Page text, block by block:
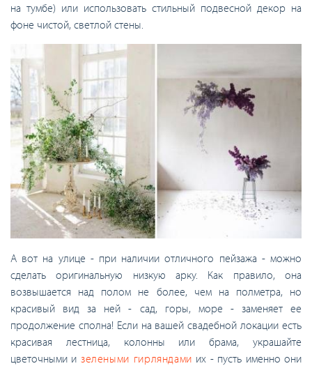
на тумбе) или использовать стильный подвесной декор на
фоне чистой, светлой стены.
А вот на улице - при наличии отличного пейзажа - можно
сделать оригинальную низкую арку. Как правило, она
возвышается над полом не более, чем на полметра, но
красивый вид за ней - сад, горы, море - заменяет ее
продолжение сполна! Если на вашей свадебной локации есть
красивая лестница, колонны или брама, украшайте
цветочными и зелеными гирляндами их - пусть именно они